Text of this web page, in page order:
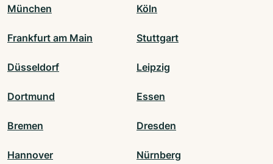
München Köln
Frankfurt am Main Stuttgart
Düsseldorf Leipzig
Dortmund Essen
Bremen Dresden
Hannover Nürnberg